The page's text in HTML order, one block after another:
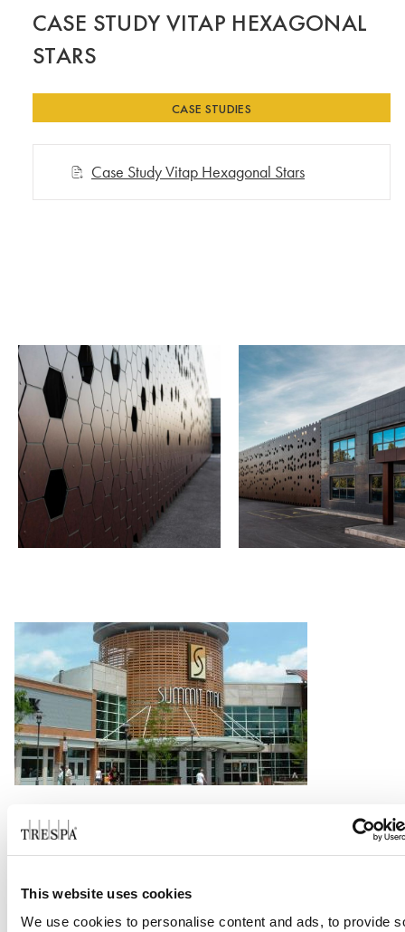
This website uses cookies
We use cookies to personalise content and ads, to provide
CASE STUDY VITAP HEXAGONAL
STARS
CASE STUDIES
Case Study Vitap Hexagonal Stars
Summit Mall Akron
Verder lezen